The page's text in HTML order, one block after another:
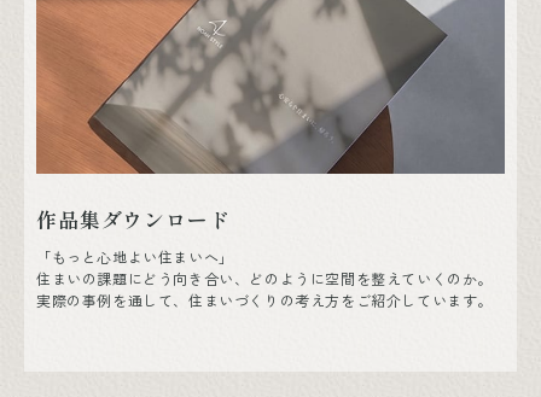
作品集ダウンロード
「もっと心地よい住まいへ」
住まいの課題にどう向き合い、どのように空間を整えていくのか。
実際の事例を通して、住まいづくりの考え方をご紹介しています。